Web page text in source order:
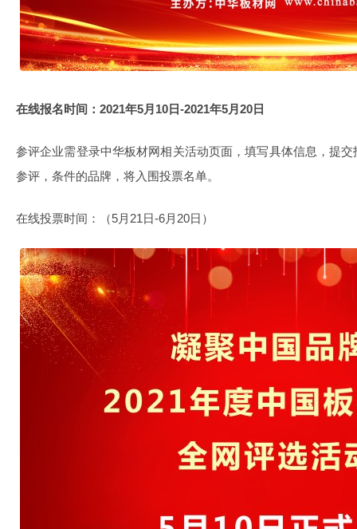
在线报名时间：2021年5月10日-2021年5月20日
参评企业需登录中华板材网相关活动页面，填写具体信息，提
参评，条件的品牌，将入围投票名单。
在线投票时间：（5月21日-6月20日）